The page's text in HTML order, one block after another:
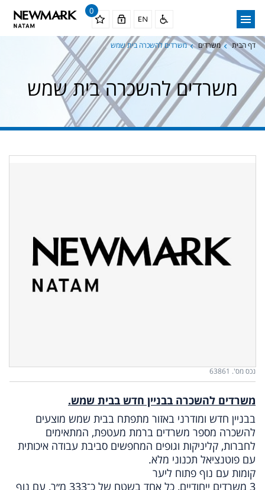
0
דף הבית משרדים משרדים להשכרה בית שמש
משרדים להשכרה בית שמש
נכס מס'. 63861
משרדים להשכרה בבניין חדש בבית שמש.
בבניין חדש ומודרני באזור מתפתח בבית שמש מוצעים
להשכרה מספר משרדים ברמת מעטפת, המתאימים
לחברות, קליניקות וגופים המחפשים סביבת עבודה איכותית
עם פוטנציאל תכנוני מלא.
קומות עם נוף פתוח ליער
3 משרדים ייחודיים, כל אחד בשטח של כ־333 מ״ר, עם נוף